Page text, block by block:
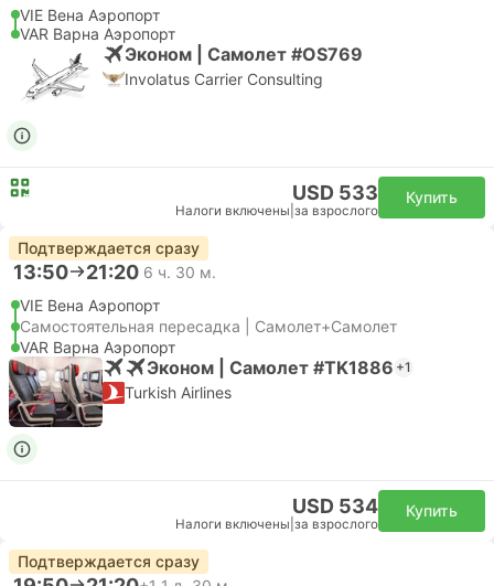
VIE Вена Аэропорт
VAR Варна Аэропорт
Эконом | Самолет #OS769
Involatus Carrier Consulting
USD 533
Налоги включены за взрослого
Купить
Подтверждается сразу
13:50 21:20 6 ч. 30 м.
VIE Вена Аэропорт
Самостоятельная пересадка | Самолет+Самолет
VAR Варна Аэропорт
Эконом | Самолет #TK1886 +1
Turkish Airlines
USD 534
Налоги включены за взрослого
Купить
Подтверждается сразу